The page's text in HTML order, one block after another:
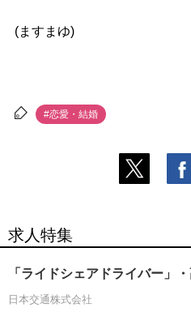
(ますまゆ)
#恋愛・結婚
求人特集
「ライドシェアドライバー」
日本交通株式会社